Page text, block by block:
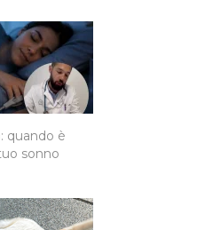
quando è
sonno